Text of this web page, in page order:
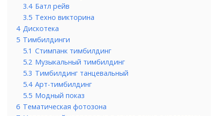
3.4 Батл рейв
3.5 Техно викторина
4 Дискотека
5 Тимбилдинги
5.1 Стимпанк тимбилдинг
5.2 Музыкальный тимбилдинг
5.3 Тимбилдинг танцевальный
5.4 Арт-тимбилдинг
5.5 Модный показ
6 Тематическая фотозона